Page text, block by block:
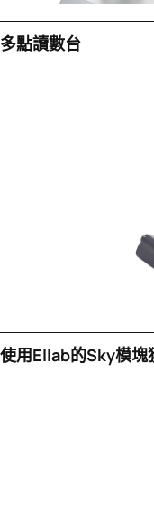
多點讀數台
使用Ellab的sky模塊